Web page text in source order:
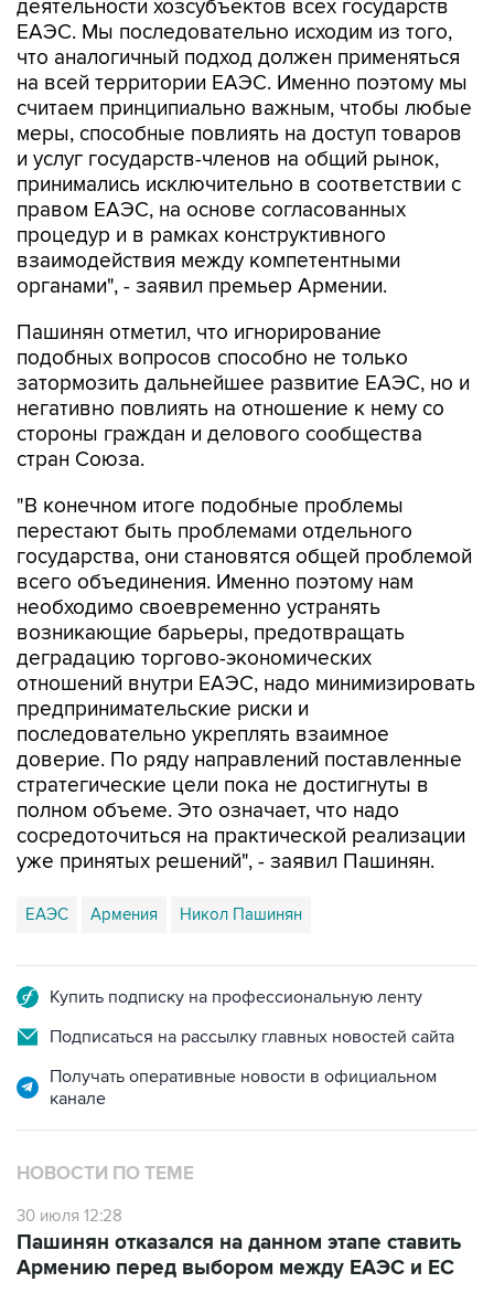
деятельности хозсубъектов всех государств
ЕАЭС. Мы последовательно исходим из того,
что аналогичный подход должен применяться
на всей территории ЕАЭС. Именно поэтому мы
считаем принципиально важным, чтобы любые
меры, способные повлиять на доступ товаров
и услуг государств-членов на общий рынок,
принимались исключительно в соответствии с
правом ЕАЭС, на основе согласованных
процедур и в рамках конструктивного
взаимодействия между компетентными
органами", - заявил премьер Армении.
Пашинян отметил, что игнорирование
подобных вопросов способно не только
затормозить дальнейшее развитие ЕАЭС, но и
негативно повлиять на отношение к нему со
стороны граждан и делового сообщества
стран Союза.
"В конечном итоге подобные проблемы
перестают быть проблемами отдельного
государства, они становятся общей проблемой
всего объединения. Именно поэтому нам
необходимо своевременно устранять
возникающие барьеры, предотвращать
деградацию торгово-экономических
отношений внутри ЕАЭС, надо минимизировать
предпринимательские риски и
последовательно укреплять взаимное
доверие. По ряду направлений поставленные
стратегические цели пока не достигнуты в
полном объеме. Это означает, что надо
сосредоточиться на практической реализации
уже принятых решений", - заявил Пашинян.
ЕАЭС Армения Никол Пашинян
Купить подписку на профессиональную ленту
Подписаться на рассылку главных новостей сайта
Получать оперативные новости в официальном
канале
НОВОСТИ ПО ТЕМЕ
30 июля 12:28
Пашинян отказался на данном этапе ставить
Армению перед выбором между ЕАЭС и ЕС